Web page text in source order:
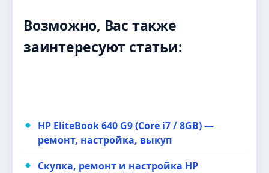
Возможно, Вас также
заинтересуют статьи:
HP EliteBook 640 G9 (Core i7 / 8GB) —
ремонт, настройка, выкуп
Скупка, ремонт и настройка HP